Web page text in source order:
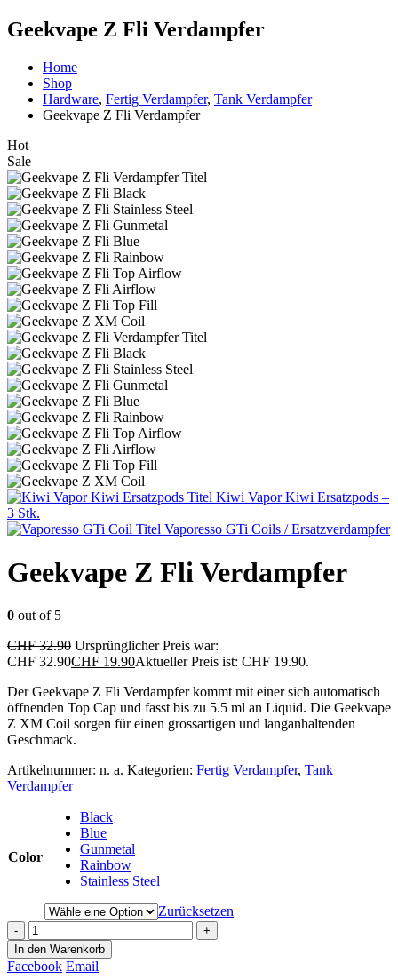
Geekvape Z Fli Verdampfer
Home
Shop
Hardware, Fertig Verdampfer, Tank Verdampfer
Geekvape Z Fli Verdampfer
Hot
Sale
Kiwi Vapor Kiwi Ersatzpods –
3 Stk.
Vaporesso GTi Coils / Ersatzverdampfer
Geekvape Z Fli Verdampfer
0 out of 5
CHF32.90 Ursprünglicher Preis war:
CHF 32.90CHF 19.90Aktueller Preis ist: CHF 19.90.
DerGeekvape Z Fli Verdampfer kommt mit einer sich automatisch
öffnenden Top Cap und fasstbis zu 5.5 ml an Liquid. Die Geekvape
Z XM Coil sorgen für einen grossartigen und langanhaltenden
Geschmack.
Artikelnummer: n. a. Kategorien: Fertig Verdampfer, Tank
Verdampfer
Color
Black
Blue
Gunmetal
Rainbow
Stainless Steel
Zurücksetzen
-
+
In den Warenkorb
Facebook Email